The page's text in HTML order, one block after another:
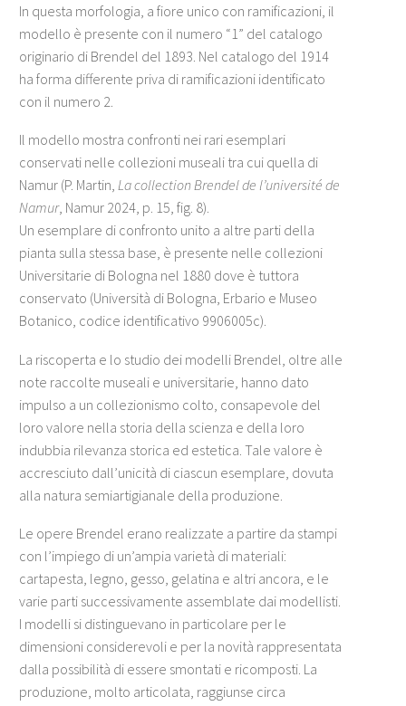
In questa morfologia, a fiore unico con ramificazioni, il
modello è presente con il numero “1” del catalogo
originario di Brendel del 1893. Nel catalogo del 1914
ha forma differente priva di ramificazioni identificato
con il numero 2.
Il modello mostra confronti nei rari esemplari
conservati nelle collezioni museali tra cui quella di
Namur (P. Martin, La collection Brendel de l’université de
Namur, Namur 2024, p. 15, fig. 8).
Un esemplare di confronto unito a altre parti della
pianta sulla stessa base, è presente nelle collezioni
Universitarie di Bologna nel 1880 dove è tuttora
conservato (Università di Bologna, Erbario e Museo
Botanico, codice identificativo 9906005c).
La riscoperta e lo studio dei modelli Brendel, oltre alle
note raccolte museali e universitarie, hanno dato
impulso a un collezionismo colto, consapevole del
loro valore nella storia della scienza e della loro
indubbia rilevanza storica ed estetica. Tale valore è
accresciuto dall’unicità di ciascun esemplare, dovuta
alla natura semiartigianale della produzione.
Le opere Brendel erano realizzate a partire da stampi
con l’impiego di un’ampia varietà di materiali:
cartapesta, legno, gesso, gelatina e altri ancora, e le
varie parti successivamente assemblate dai modellisti.
I modelli si distinguevano in particolare per le
dimensioni considerevoli e per la novità rappresentata
dalla possibilità di essere smontati e ricomposti. La
produzione, molto articolata, raggiunse circa